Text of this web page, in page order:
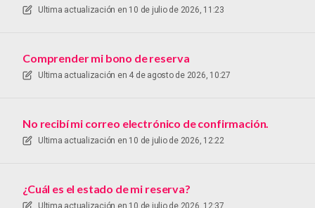
Ultima actualización en 10 de julio de 2026, 11:23
Comprender mi bono de reserva
Ultima actualización en 4 de agosto de 2026, 10:27
No recibí mi correo electrónico de confirmación.
Ultima actualización en 10 de julio de 2026, 12:22
¿Cuál es el estado de mi reserva?
Ultima actualización en 10 de julio de 2026, 12:37